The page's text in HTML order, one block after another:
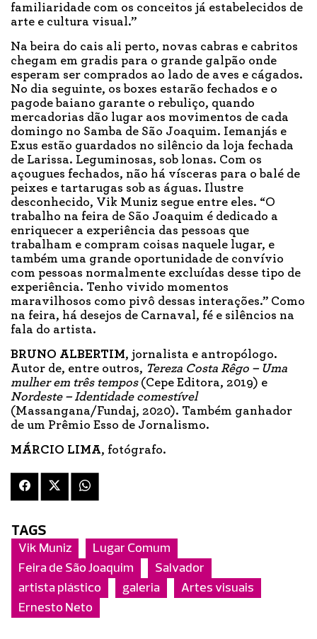
familiaridade com os conceitos já estabelecidos de
arte e cultura visual.”
Na beira do cais ali perto, novas cabras e cabritos
chegam em gradis para o grande galpão onde
esperam ser comprados ao lado de aves e cágados.
No dia seguinte, os boxes estarão fechados e o
pagode baiano garante o rebuliço, quando
mercadorias dão lugar aos movimentos de cada
domingo no Samba de São Joaquim. Iemanjás e
Exus estão guardados no silêncio da loja fechada
de Larissa. Leguminosas, sob lonas. Com os
açougues fechados, não há vísceras para o balé de
peixes e tartarugas sob as águas. Ilustre
desconhecido, Vik Muniz segue entre eles. “O
trabalho na feira de São Joaquim é dedicado a
enriquecer a experiência das pessoas que
trabalham e compram coisas naquele lugar, e
também uma grande oportunidade de convívio
com pessoas normalmente excluídas desse tipo de
experiência. Tenho vivido momentos
maravilhosos como pivô dessas interações.” Como
na feira, há desejos de Carnaval, fé e silêncios na
fala do artista.
BRUNO ALBERTIM, jornalista e antropólogo.
Autor de, entre outros, Tereza Costa Rêgo – Uma
mulher em três tempos(Cepe Editora, 2019) e
Nordeste – Identidade comestível
(Massangana/Fundaj, 2020). Também ganhador
de um Prêmio Esso de Jornalismo.
MÁRCIO LIMA, fotógrafo.
TAGS
Vik Muniz
Lugar Comum
Feira de São Joaquim
Salvador
artista plástico
galeria
Artes visuais
Ernesto Neto